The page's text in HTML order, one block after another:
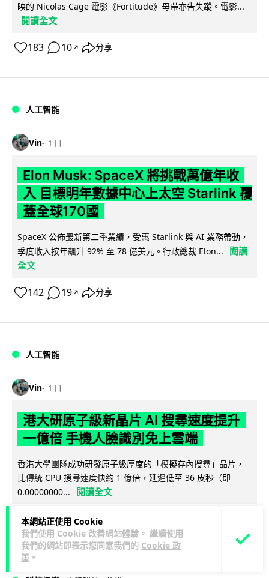
本網站正使用 Cookie
我們使用 Cookie 改善網站體驗。 繼續使用
我們的網站即表示您同意我們的 Cookie 政
策 。
映的 Nicolas Cage 電影《Fortitude》母帶亦告失蹤。電影...
閱讀全文
183 10 ↗ 分享
人工智能
Vin 1 日
Elon Musk: SpaceX 將挑戰萬億年收
入 目標明年數據中心上太空 Starlink 覆
蓋全球170國
SpaceX 公佈最新第二季業績，受惠 Starlink 與 AI 業務帶動，
季度收入按年飆升 92% 至 78 億美元。行政總裁 Elon...
閱讀
全文
142 19 ↗ 分享
人工智能
Vin 1 日
港大研原子級新晶片 AI 搜尋速度提升
一億倍 手機人臉識別免上雲端
香港大學團隊成功研發原子級厚度的「模擬存內搜尋」晶片，
比傳統 CPU 搜尋速度快約 1 億倍，延遲低至 36 皮秒（即
0.00000000...
閱讀全文
381 86 ↗ 分享